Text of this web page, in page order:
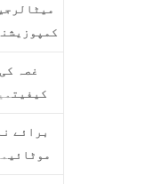
کمپوزیشن
غصہ کی
کیفیت
برائے
موٹائی